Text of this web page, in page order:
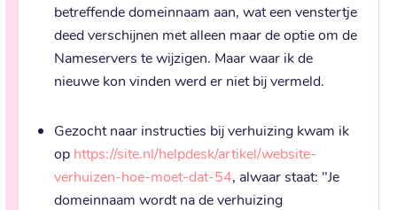
betreffende domeinnaam aan, wat een venstertje
deed verschijnen met alleen maar de optie om de
Nameservers te wijzigen. Maar waar ik de
nieuwe kon vinden werd er niet bij vermeld.
Gezocht naar instructies bij verhuizing kwam ik
op https://site.nl/helpdesk/artikel/website-
verhuizen-hoe-moet-dat-54, alwaar staat: "Je
domeinnaam wordt na de verhuizing